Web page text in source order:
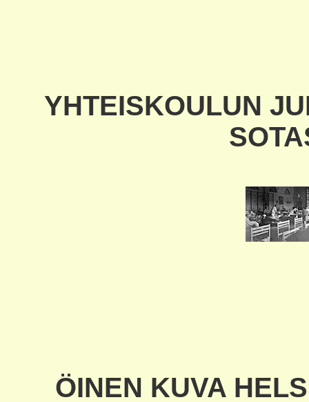
YHTEISKOULUN
ÖINEN KUVA